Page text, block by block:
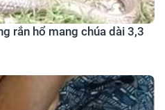
rắn hổ mang chúa dài 3,3